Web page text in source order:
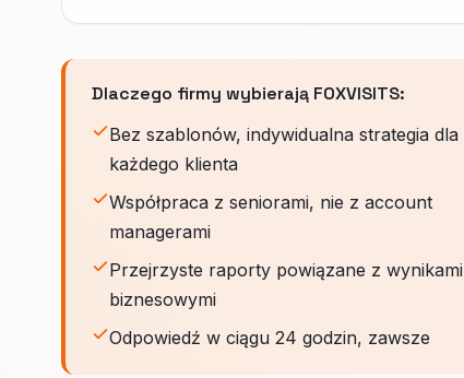
Dlaczego firmy wybierają FOXVISITS:
Bez szablonów, indywidualna strategia dla
każdego klienta
Współpraca z seniorami, nie z account
managerami
Przejrzyste raporty powiązane z wynikami
biznesowymi
Odpowiedź w ciągu 24 godzin, zawsze